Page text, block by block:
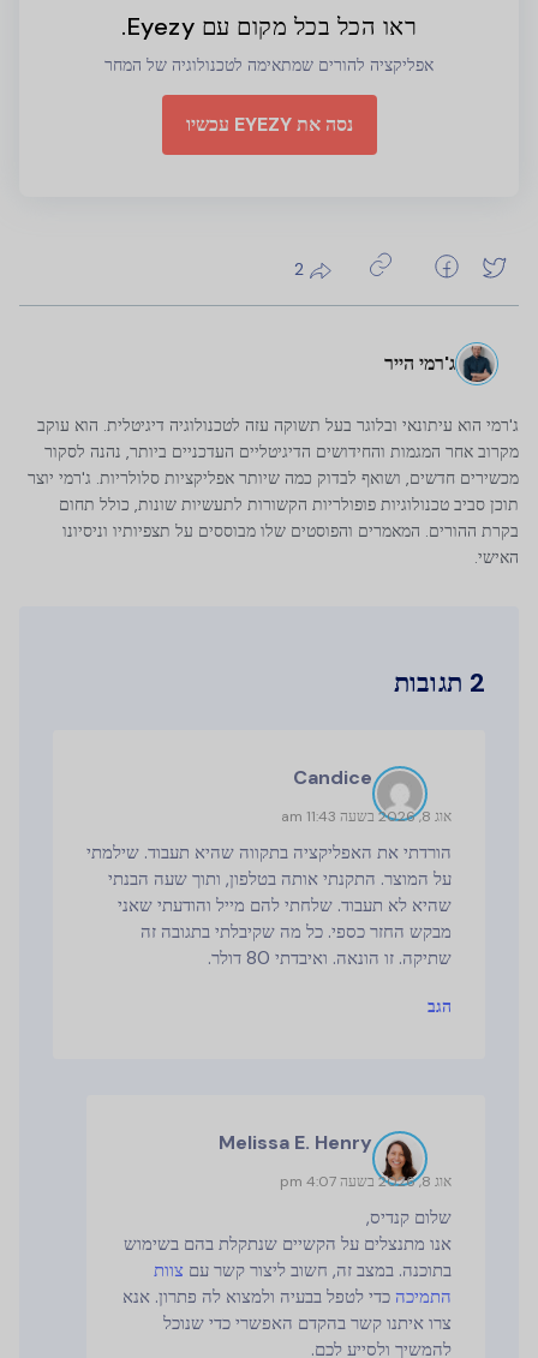
ראו הכל בכל מקום עם Eyezy.
אפליקציה להורים שמתאימה לטכנולוגיה של המחר
נסה את EYEZY עכשיו
ג'רמי הייר
ג'רמי הוא עיתונאי ובלוגר בעל תשוקה עזה לטכנולוגיה דיגיטלית. הוא עוקב
מקרוב אחר המגמות והחידושים הדיגיטליים העדכניים ביותר, נהנה לסקור
מכשירים חדשים, ושואף לבדוק כמה שיותר אפליקציות סלולריות. ג'רמי יוצר
תוכן סביב טכנולוגיות פופולריות הקשורות לתעשיות שונות, כולל תחום
בקרת ההורים. המאמרים והפוסטים שלו מבוססים על תצפיותיו וניסיונו
האישי.
2 תגובות
Candice
אוג 8, 2026 בשעה 11:43 am
הורדתי את האפליקציה בתקווה שהיא תעבוד. שילמתי
על המוצר. התקנתי אותה בטלפון, ותוך שעה הבנתי
שהיא לא תעבוד. שלחתי להם מייל והודעתי שאני
מבקש החזר כספי. כל מה שקיבלתי בתגובה זה
שתיקה. זו הונאה. ואיבדתי 80 דולר.
הגב
Melissa E. Henry
אוג 8, 2026 בשעה 4:07 pm
שלום קנדיס,
אנו מתנצלים על הקשיים שנתקלת בהם בשימוש
בתוכנה. במצב זה, חשוב ליצור קשר עם צוות
התמיכה כדי לטפל בבעיה ולמצוא לה פתרון. אנא
צרו איתנו קשר בהקדם האפשרי כדי שנוכל
להמשיך ולסייע לכם.